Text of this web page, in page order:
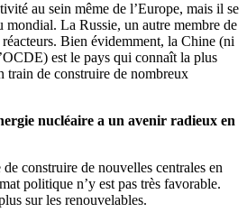
au sein même de l’Europe, mais il se
mondial. La Russie, un autre membre de
Bien évidemment, la Chine (ni
est le pays qui connaît la plus
train de construire de nombreux
nucléaire a un avenir radieux en
construire de nouvelles centrales en
politique n’y est pas très favorable.
sur les renouvelables.